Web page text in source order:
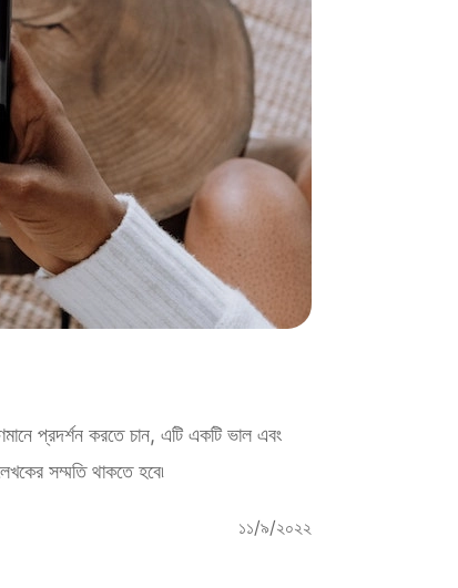
প্রদর্শন করতে চান, এটি একটি ভাল এবং
সম্মতি থাকতে হবে৷
১১/৯/২০২২